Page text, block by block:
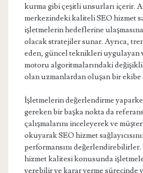
kurma gibi çeşitli unsurları içerir.
merkezindeki kaliteli SEO hizmet
işletmelerin hedeflerine ulaşmasına
olacak stratejiler sunar. Ayrıca,
eden, güncel teknikleri uygulayan
motoru algoritmalarındaki
olan uzmanlardan oluşan bir
İşletmelerin değerlendirme
gereken bir başka nokta da
çalışmalarını inceleyerek ve
okuyarak SEO hizmet
performansını
hizmet kalitesi konusunda
verebilir ve karar verme sürecinde